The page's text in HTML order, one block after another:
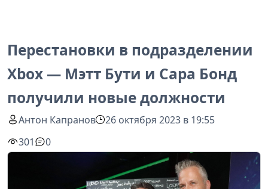
Перестановки в подразделении
Xbox — Мэтт Бути и Сара Бонд
получили новые должности
Антон Капранов
26 октября 2023 в 19:55
301
0